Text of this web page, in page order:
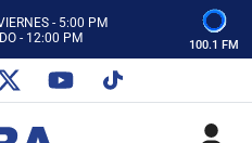
- 5:00 PM
- 12:00 PM
LIRA Y SU EQUIPO
- 5:00 PM
- 12:00 PM
100.1 FM